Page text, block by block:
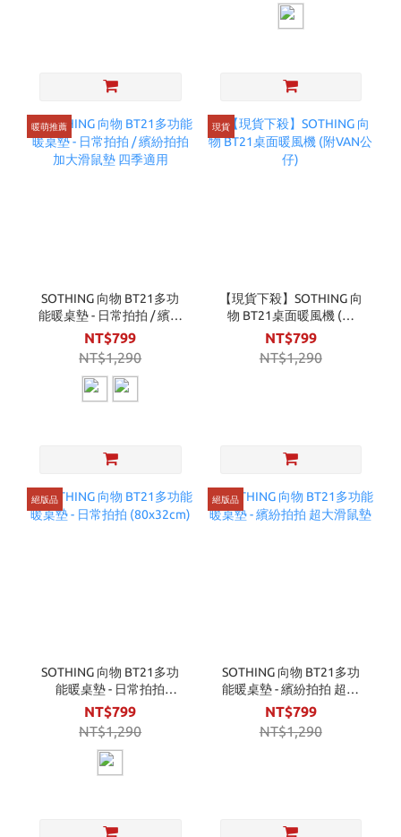
暖萌推薦
SOTHING 向物 BT21多功
能暖桌墊 - 日常拍拍 / 繽紛
拍拍 加大滑鼠墊 四季適用
NT$799
NT$1,290
現貨
【現貨下殺】SOTHING 向
物 BT21桌面暖風機 (附
VAN公仔)
NT$799
NT$1,290
絕版品
SOTHING 向物 BT21多功
能暖桌墊 - 日常拍拍
(80x32cm)
NT$799
NT$1,290
絕版品
SOTHING 向物 BT21多功
能暖桌墊 - 繽紛拍拍 超大
滑鼠墊
NT$799
NT$1,290